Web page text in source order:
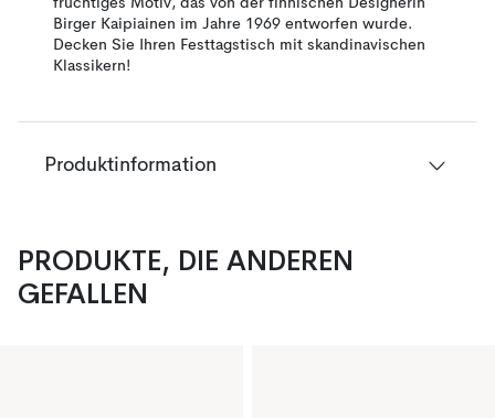
fruchtiges Motiv, das von der finnischen Designerin
Birger Kaipiainen im Jahre 1969 entworfen wurde.
Decken Sie Ihren Festtagstisch mit skandinavischen
Klassikern!
Produktinformation
PRODUKTE, DIE ANDEREN
GEFALLEN